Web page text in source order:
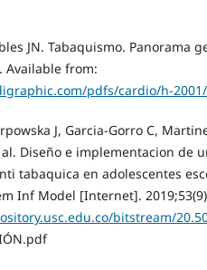
JN. Tabaquismo. Panorama
Available from:
pdfs/cardio/h-
J, Garcia-Gorro C,
al. Diseño e implementacion de
tabaquica en adolescentes
Inf Model [Internet].
bitstream/